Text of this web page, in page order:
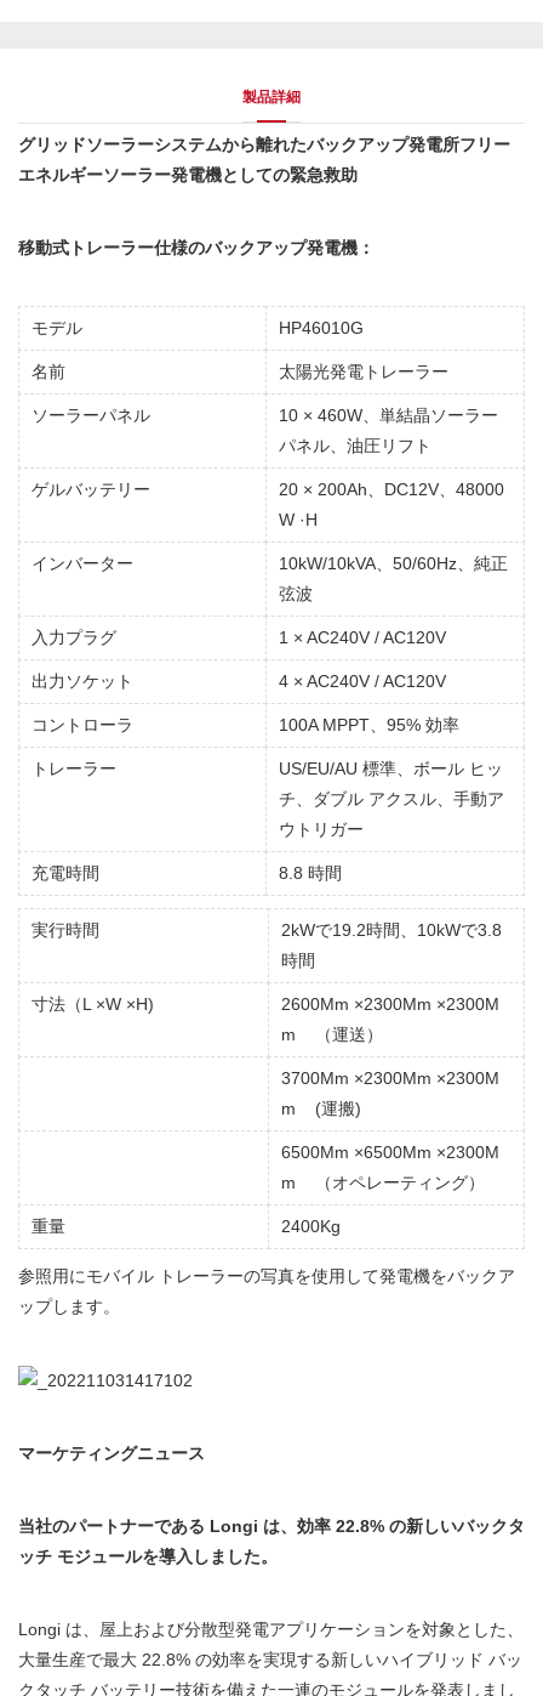
製品詳細
グリッドソーラーシステムから離れたバックアップ発電所フリー
エネルギーソーラー発電機としての緊急救助
移動式トレーラー仕様のバックアップ発電機：
モデル HP46010G
名前 太陽光発電トレーラー
ソーラーパネル
10 × 460W、単結晶ソーラー
パネル、油圧リフト
ゲルバッテリー
20 × 200Ah、DC12V、48000
W ·H
インバーター
10kW/10kVA、50/60Hz、純正
弦波
入力プラグ 1 × AC240V / AC120V
出力ソケット 4 × AC240V / AC120V
コントローラ 100A MPPT、95% 効率
トレーラー
US/EU/AU 標準、ボール ヒッ
チ、ダブル アクスル、手動ア
ウトリガー
充電時間 8.8 時間
実行時間
2kWで19.2時間、10kWで3.8
時間
寸法（L ×W ×H)
2600Mm ×2300Mm ×2300M
m （運送）
3700Mm ×2300Mm ×2300M
m (運搬)
6500Mm ×6500Mm ×2300M
m （オペレーティング）
重量 2400Kg
参照用にモバイル トレーラーの写真を使用して発電機をバックア
ップします。
マーケティングニュース
当社のパートナーである Longi は、効率 22.8% の新しいバックタ
ッチ モジュールを導入しました。
Longi は、屋上および分散型発電アプリケーションを対象とした、
大量生産で最大 22.8% の効率を実現する新しいハイブリッド バッ
クタッチ バッテリー技術を備えた一連のモジュールを発表しまし